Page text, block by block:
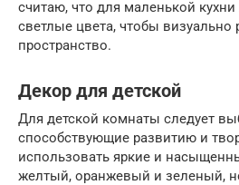
считаю, что для маленькой
светлые цвета, чтобы визуально
пространство.
Декор для детской
Для детской комнаты следует
способствующие развитию и
использовать яркие и
желтый, оранжевый и зеленый,